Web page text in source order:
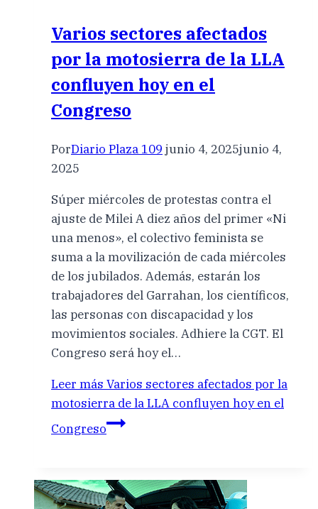
Varios sectores afectados
por la motosierra de la LLA
confluyen hoy en el
Congreso
PorDiario Plaza 109 junio 4, 2025junio 4,
2025
Súper miércoles de protestas contra el
ajuste de Milei A diez años del primer «Ni
una menos», el colectivo feminista se
suma a la movilización de cada miércoles
de los jubilados. Además, estarán los
trabajadores del Garrahan, los científicos,
las personas con discapacidad y los
movimientos sociales. Adhiere la CGT. El
Congreso será hoy el…
Leer más Varios sectores afectados por la
motosierra de la LLA confluyen hoy en el
Congreso